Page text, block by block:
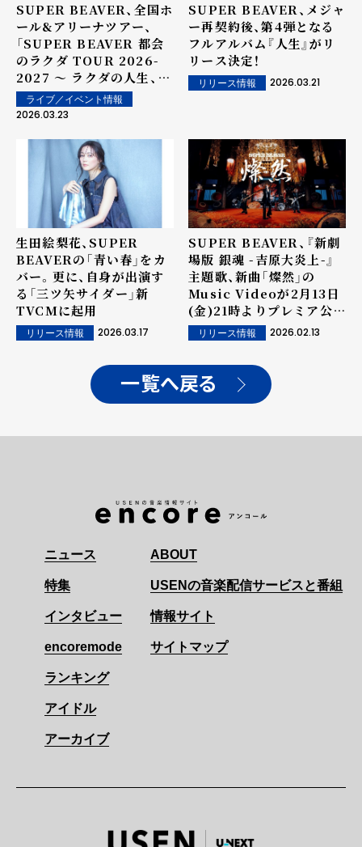
SUPER BEAVER、全国ホ
ール&アリーナツアー、
「SUPER BEAVER 都会
のラクダ TOUR 2026-
2027 〜 ラクダの人生、ゴ
ーゴーゴー 〜」の開催が決
定！！
ライブ／イベント情報
2026.03.23
SUPER BEAVER、メジャ
ー再契約後、第4弾となる
フルアルバム『人生』がリ
リース決定！
リリース情報 2026.03.21
生田絵梨花、SUPER
BEAVERの「青い春」をカ
バー。更に、自身が出演す
る「三ツ矢サイダー」新
TVCMに起用
リリース情報 2026.03.17
SUPER BEAVER、『新劇
場版 銀魂 -吉原大炎上-』
主題歌、新曲「燦然」の
Music Videoが2月13日
(金)21時よりプレミア公開
決定！
リリース情報 2026.02.13
一覧へ戻る
ニュース
特集
インタビュー
encoremode
ランキング
アイドル
アーカイブ
ABOUT
USENの音楽配信サービスと番組
情報サイト
サイトマップ